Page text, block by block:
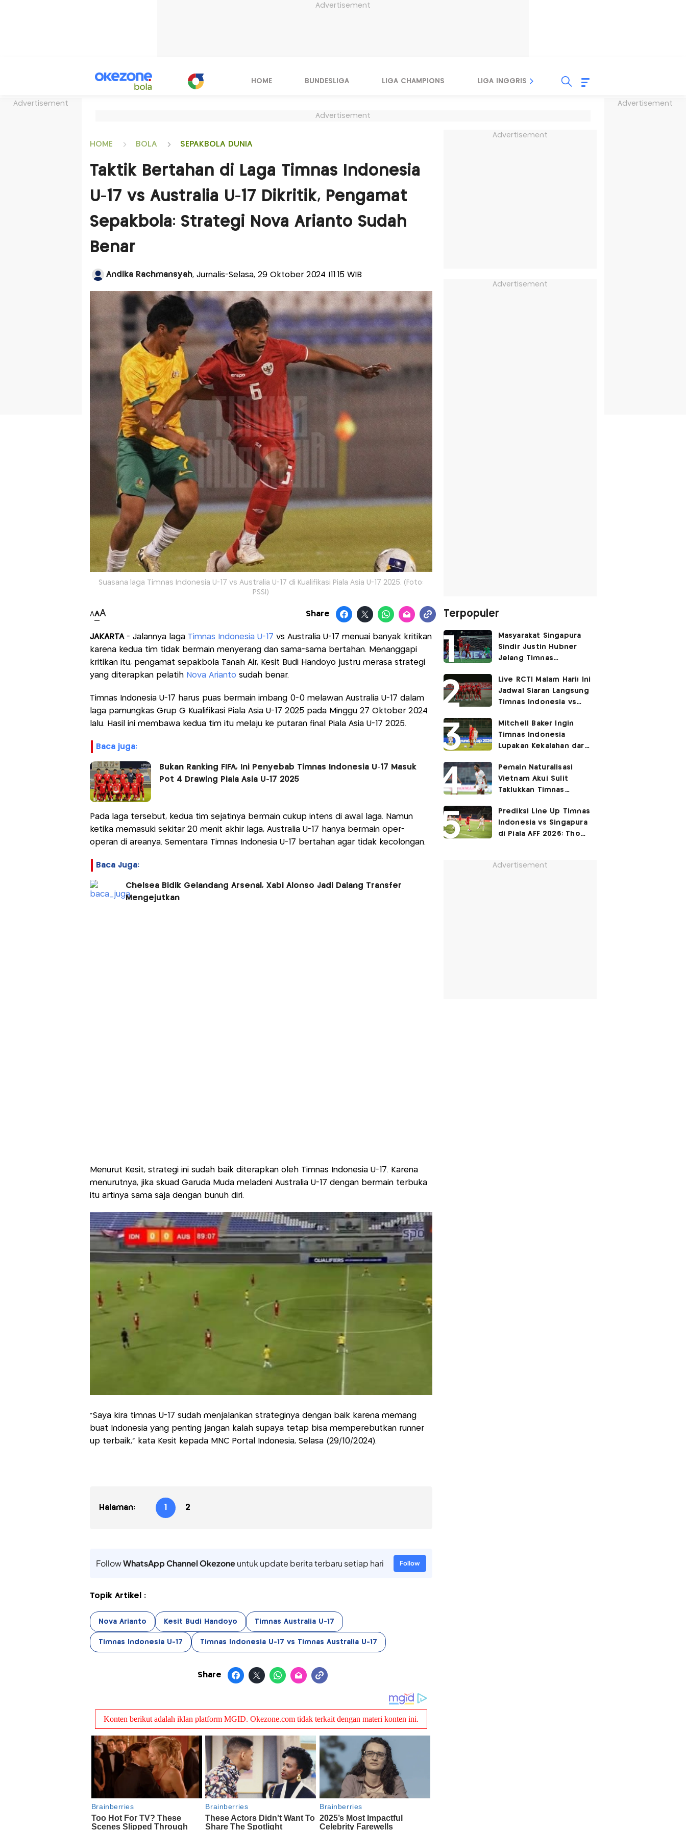
Advertisement
Advertisement Advertisement
HOME BUNDESLIGA LIGA CHAMPIONS LIGA INGGRIS LIGA ITALIA
Advertisement
HOME BOLA SEPAKBOLA DUNIA
Taktik Bertahan di Laga Timnas Indonesia
U-17 vs Australia U-17 Dikritik, Pengamat
Sepakbola: Strategi Nova Arianto Sudah
Benar
Andika Rachmansyah, Jurnalis-Selasa, 29 Oktober 2024 |11:15 WIB
Suasana laga Timnas Indonesia U-17 vs Australia U-17 di Kualifikasi Piala Asia U-17 2025. (Foto:
PSSI)
AAA Share
JAKARTA - Jalannya laga Timnas Indonesia U-17 vs Australia U-17 menuai banyak kritikan
karena kedua tim tidak bermain menyerang dan sama-sama bertahan. Menanggapi
kritikan itu, pengamat sepakbola Tanah Air, Kesit Budi Handoyo justru merasa strategi
yang diterapkan pelatih Nova Arianto sudah benar.
Timnas Indonesia U-17 harus puas bermain imbang 0-0 melawan Australia U-17 dalam
laga pamungkas Grup G Kualifikasi Piala Asia U-17 2025 pada Minggu 27 Oktober 2024
lalu. Hasil ini membawa kedua tim itu melaju ke putaran final Piala Asia U-17 2025.
baca juga:
Bukan Ranking FIFA, Ini Penyebab Timnas Indonesia U-17 Masuk
Pot 4 Drawing Piala Asia U-17 2025
Pada laga tersebut, kedua tim sejatinya bermain cukup intens di awal laga. Namun
ketika memasuki sekitar 20 menit akhir laga, Australia U-17 hanya bermain oper-
operan di areanya. Sementara Timnas Indonesia U-17 bertahan agar tidak kecolongan.
Baca Juga:
Chelsea Bidik Gelandang Arsenal, Xabi Alonso Jadi Dalang Transfer
Mengejutkan
Menurut Kesit, strategi ini sudah baik diterapkan oleh Timnas Indonesia U-17. Karena
menurutnya, jika skuad Garuda Muda meladeni Australia U-17 dengan bermain terbuka
itu artinya sama saja dengan bunuh diri.
“Saya kira timnas U-17 sudah menjalankan strateginya dengan baik karena memang
buat Indonesia yang penting jangan kalah supaya tetap bisa memperebutkan runner
up terbaik,” kata Kesit kepada MNC Portal Indonesia, Selasa (29/10/2024).
Halaman: 1 2
FollowWhatsApp Channel Okezoneuntuk update berita terbaru setiap hari Follow
Topik Artikel :
Nova Arianto Kesit Budi Handoyo Timnas Australia U-17
Timnas Indonesia U-17 Timnas Indonesia U-17 vs Timnas Australia U-17
Share
Advertisement
Advertisement
Terpopuler
Masyarakat Singapura
Sindir Justin Hubner
Jelang Timnas
Ia Seolah-olah Lahir di
Permukiman Kumuh
Jakarta Barat!
Live RCTI Malam Hari! Ini
Jadwal Siaran Langsung
Timnas Indonesia vs
2026
Mitchell Baker Ingin
Timnas Indonesia
Lupakan Kekalahan dari
di Singapura!
Pemain Naturalisasi
Vietnam Akui Sulit
Taklukkan Timnas
Lawan
Prediksi Line Up Timnas
Indonesia vs Singapura
di Piala AFF 2026: Thom
Advertisement